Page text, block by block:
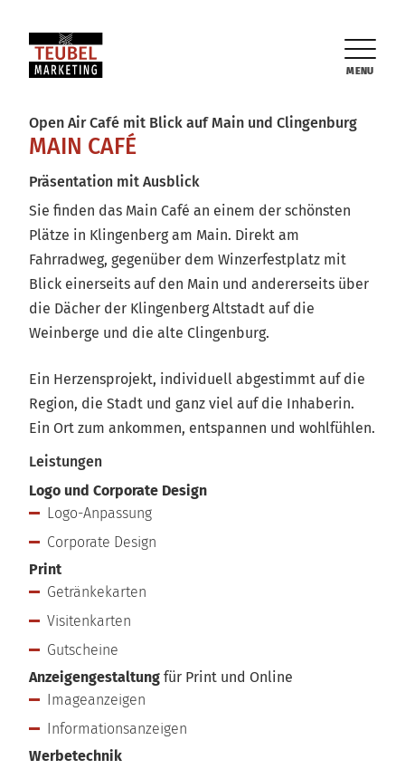
MENU
Open Air Café mit Blick auf Main und Clingenburg
MAIN CAFÉ
Präsentation mit Ausblick
Sie finden das Main Café an einem der schönsten
Plätze in Klingenberg am Main. Direkt am
Fahrradweg, gegenüber dem Winzerfestplatz mit
Blick einerseits auf den Main und andererseits über
die Dächer der Klingenberg Altstadt auf die
Weinberge und die alte Clingenburg.
Ein Herzensprojekt, individuell abgestimmt auf die
Region, die Stadt und ganz viel auf die Inhaberin.
Ein Ort zum ankommen, entspannen und wohlfühlen.
Leistungen
Logo und Corporate Design
Logo-Anpassung
Corporate Design
Print
Getränkekarten
Visitenkarten
Gutscheine
Anzeigengestaltung für Print und Online
Imageanzeigen
Informationsanzeigen
Werbetechnik